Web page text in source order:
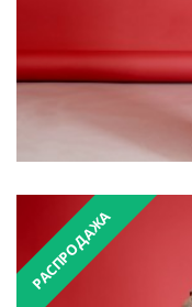
РАСПРОДАЖА